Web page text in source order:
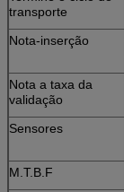
transporte
Nota-inserção
Nota a taxa da
validação
Sensores
M.T.B.F